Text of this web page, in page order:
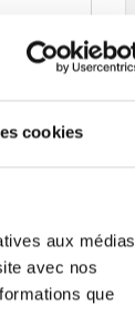
cookies
aux médias
avec nos
que